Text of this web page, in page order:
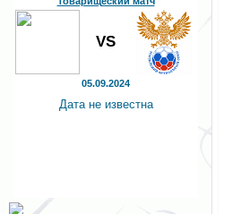
VS
05.09.2024
Дата не известна